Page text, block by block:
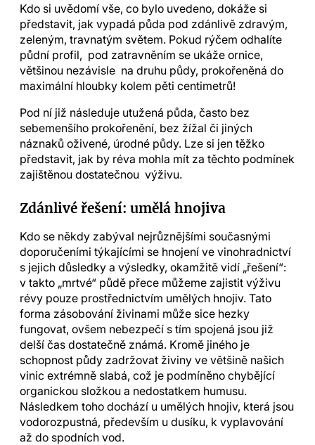
Kdo si uvědomí vše, co bylo uvedeno, dokáže si
představit, jak vypadá půda pod zdánlivě zdravým,
zeleným, travnatým světem. Pokud rýčem odhalíte
půdní profil, pod zatravněním se ukáže ornice,
většinou nezávisle na druhu půdy, prokořeněná do
maximální hloubky kolem pěti centimetrů!
Pod ní již následuje utužená půda, často bez
sebemenšího prokořenění, bez žížal či jiných
náznaků oživené, úrodné půdy. Lze si jen těžko
představit, jak by réva mohla mít za těchto podmínek
zajištěnou dostatečnou výživu.
Zdánlivé řešení: umělá hnojiva
Kdo se někdy zabýval nejrůznějšími současnými
doporučeními týkajícími se hnojení ve vinohradnictví
s jejich důsledky a výsledky, okamžitě vidí „řešení“:
v takto „mrtvé“ půdě přece můžeme zajistit výživu
révy pouze prostřednictvím umělých hnojiv. Tato
forma zásobování živinami může sice hezky
fungovat, ovšem nebezpečí s tím spojená jsou již
delší čas dostatečně známá. Kromě jiného je
schopnost půdy zadržovat živiny ve většině našich
vinic extrémně slabá, což je podmíněno chybějící
organickou složkou a nedostatkem humusu.
Následkem toho dochází u umělých hnojiv, která jsou
vodorozpustná, především u dusíku, k vyplavování
až do spodních vod.